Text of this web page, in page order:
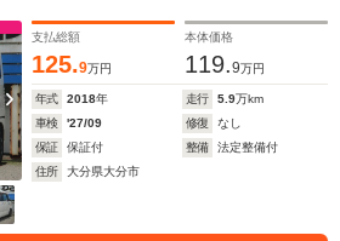
支払総額
125.9万円
本体価格
119.9万円
年式 2018年 走行 5.9万km
車検
'27/09 修復
なし
保証
保証付 整備
法定整備付
住所
大分県大分市